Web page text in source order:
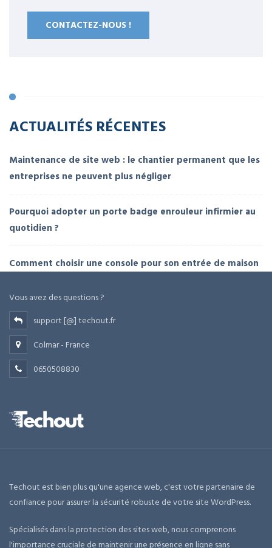
CONTACTEZ-NOUS !
ACTUALITÉS RÉCENTES
Maintenance de site web : le chantier permanent que les
entreprises ne peuvent plus négliger
Pourquoi adopter un porte badge enrouleur infirmier au
quotidien ?
Comment choisir une console pour son entrée de maison
Vous avez des questions ?
support [@] techout.fr
Colmar - France
0650508830
Techout est bien plus qu'une agence web, c'est votre partenaire de
confiance pour assurer la sécurité robuste de votre site WordPress.
Spécialisés dans la protection des sites web, nous comprenons
l'importance cruciale de maintenir une présence en ligne sans